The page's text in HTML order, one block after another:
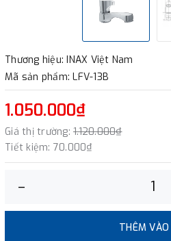
Thương hiệu: INAX Việt Nam
Mã sản phẩm: LFV-13B
1.050.000₫
Giá thị trường: 1.120.000₫
Tiết kiệm: 70.000₫
–
THÊM VÀO